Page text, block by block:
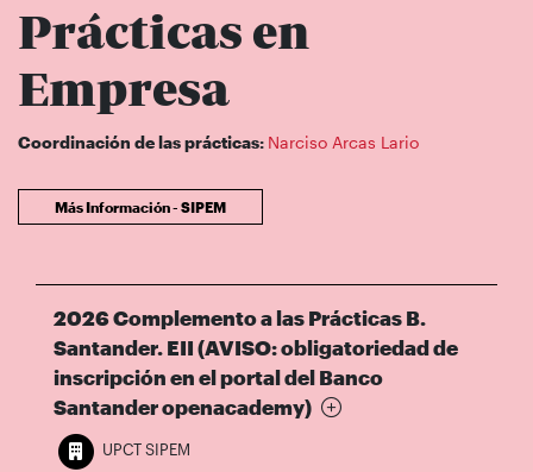
Prácticas en
Empresa
Coordinación de las prácticas: Narciso Arcas Lario
Más Información - SIPEM
2026 Complemento a las Prácticas B.
Santander. EII (AVISO: obligatoriedad de
inscripción en el portal del Banco
Santander openacademy)
UPCT SIPEM